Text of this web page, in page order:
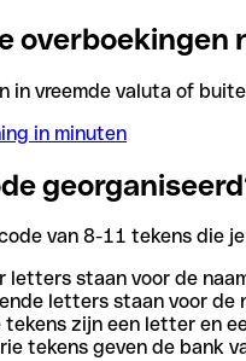
overboekingen
in vreemde valuta of
in minuten
van 8-11 tekens die
letters staan voor de
letters staan voor de
tekens zijn een letter en
tekens geven de bank